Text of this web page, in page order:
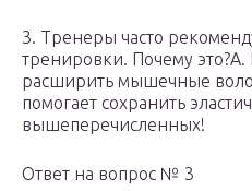
3. Тренеры часто
тренировки. Почему это?A.
расширить мышечные
помогает сохранить
вышеперечисленных!
Ответ на вопрос № 3